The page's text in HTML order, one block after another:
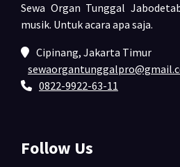
Sewa Organ Tunggal
musik. Untuk acara apa saja.
Cipinang, Jakarta Timur
0822-9922-63-11
Follow Us